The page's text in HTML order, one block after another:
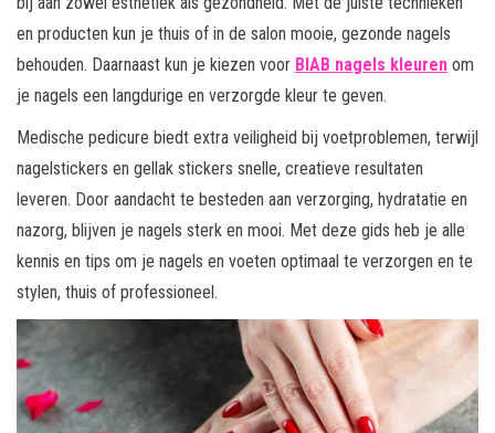
en producten kun je thuis of in de salon mooie, gezonde nagels
behouden. Daarnaast kun je kiezen voor BIAB nagels kleuren om
je nagels een langdurige en verzorgde kleur te geven.
Medische pedicure biedt extra veiligheid bij voetproblemen, terwijl
nagelstickers en gellak stickers snelle, creatieve resultaten
leveren. Door aandacht te besteden aan verzorging, hydratatie en
nazorg, blijven je nagels sterk en mooi. Met deze gids heb je alle
kennis en tips om je nagels en voeten optimaal te verzorgen en te
stylen, thuis of professioneel.